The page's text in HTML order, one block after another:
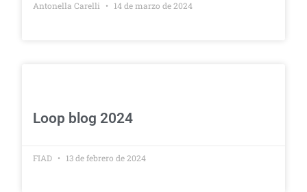
Antonella Carelli 14 de marzo de 2024
Loop blog 2024
FIAD 13 de febrero de 2024